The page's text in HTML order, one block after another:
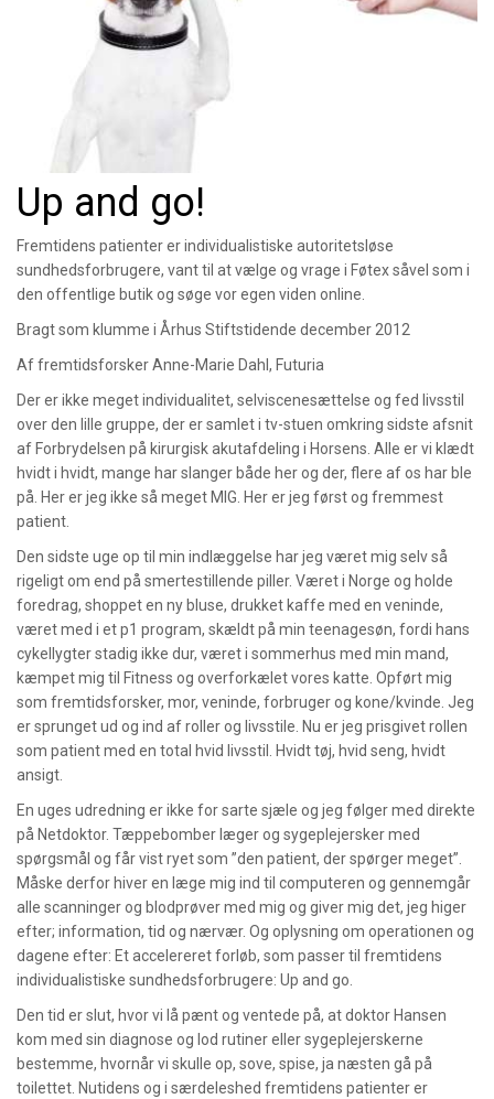
Up and go!
Fremtidens patienter er individualistiske autoritetsløse
sundhedsforbrugere, vant til at vælge og vrage i Føtex såvel som i
den offentlige butik og søge vor egen viden online.
Bragt som klumme i Århus Stiftstidende december 2012
Af fremtidsforsker Anne-Marie Dahl, Futuria
Der er ikke meget individualitet, selviscenesættelse og fed livsstil
over den lille gruppe, der er samlet i tv-stuen omkring sidste afsnit
af Forbrydelsen på kirurgisk akutafdeling i Horsens. Alle er vi klædt
hvidt i hvidt, mange har slanger både her og der, flere af os har ble
på. Her er jeg ikke så meget MIG. Her er jeg først og fremmest
patient.
Den sidste uge op til min indlæggelse har jeg været mig selv så
rigeligt om end på smertestillende piller. Været i Norge og holde
foredrag, shoppet en ny bluse, drukket kaffe med en veninde,
været med i et p1 program, skældt på min teenagesøn, fordi hans
cykellygter stadig ikke dur, været i sommerhus med min mand,
kæmpet mig til Fitness og overforkælet vores katte. Opført mig
som fremtidsforsker, mor, veninde, forbruger og kone/kvinde. Jeg
er sprunget ud og ind af roller og livsstile. Nu er jeg prisgivet rollen
som patient med en total hvid livsstil. Hvidt tøj, hvid seng, hvidt
ansigt.
En uges udredning er ikke for sarte sjæle og jeg følger med direkte
på Netdoktor. Tæppebomber læger og sygeplejersker med
spørgsmål og får vist ryet som ”den patient, der spørger meget”.
Måske derfor hiver en læge mig ind til computeren og gennemgår
alle scanninger og blodprøver med mig og giver mig det, jeg higer
efter; information, tid og nærvær. Og oplysning om operationen og
dagene efter: Et accelereret forløb, som passer til fremtidens
individualistiske sundhedsforbrugere: Up and go.
Den tid er slut, hvor vi lå pænt og ventede på, at doktor Hansen
kom med sin diagnose og lod rutiner eller sygeplejerskerne
bestemme, hvornår vi skulle op, sove, spise, ja næsten gå på
toilettet. Nutidens og i særdeleshed fremtidens patienter er